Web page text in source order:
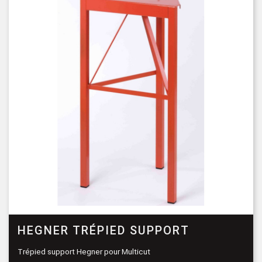
HEGNER TRÉPIED SUPPORT
Trépied support Hegner pour Multicut